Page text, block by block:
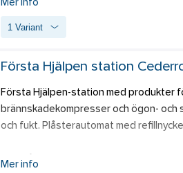
10 st Salvequick Plåster (refill 1880)
skruvas upp på väggen eller i närheten
Mer info
1 Variant
Första Hjälpen station
Första Hjälpen-station med produkter
brännskadekompresser och ögon- och
och fukt. Plåsterautomat med
Innehåll:
Mer info